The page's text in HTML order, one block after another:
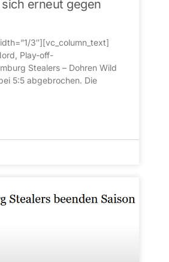
erneut gegen
3″][vc_column_text]
Play-off-
Stealers – Dohren Wild
5:5 abgebrochen. Die